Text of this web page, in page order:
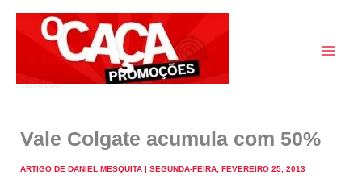
Vale Colgate acumula com 50%
ARTIGO DE DANIEL MESQUITA | SEGUNDA-FEIRA, FEVEREIRO 25, 2013